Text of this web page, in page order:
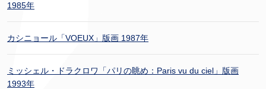
1985年
カシニョール「VOEUX」版画 1987年
ミッシェル・ドラクロワ「パリの眺め：Paris vu du ciel」版画
1993年